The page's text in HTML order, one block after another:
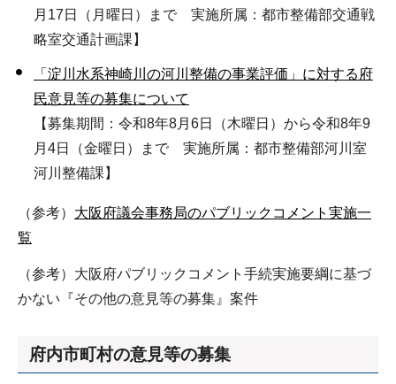
月17日（月曜日）まで 実施所属：都市整備部交通戦
略室交通計画課】
「淀川水系神崎川の河川整備の事業評価」に対する府
民意見等の募集について
【募集期間：令和8年8月6日（木曜日）から令和8年9
月4日（金曜日）まで 実施所属：都市整備部河川室
河川整備課】
（参考） 大阪府議会事務局のパブリックコメント実施一
覧
（参考）大阪府パブリックコメント手続実施要綱に基づ
かない『その他の意見等の募集』案件
府内市町村の意見等の募集